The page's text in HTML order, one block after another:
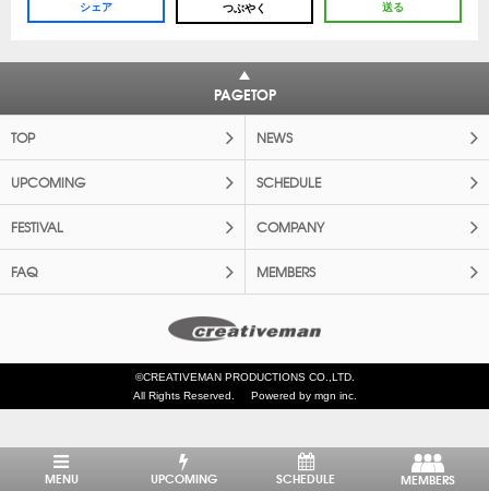
シェア つぶやく 送る
PAGETOP
TOP NEWS
UPCOMING SCHEDULE
FESTIVAL COMPANY
FAQ MEMBERS
©CREATIVEMAN PRODUCTIONS CO.,LTD.
All Rights Reserved.
Powered by mgn inc.
MENU UPCOMING SCHEDULE MEMBERS